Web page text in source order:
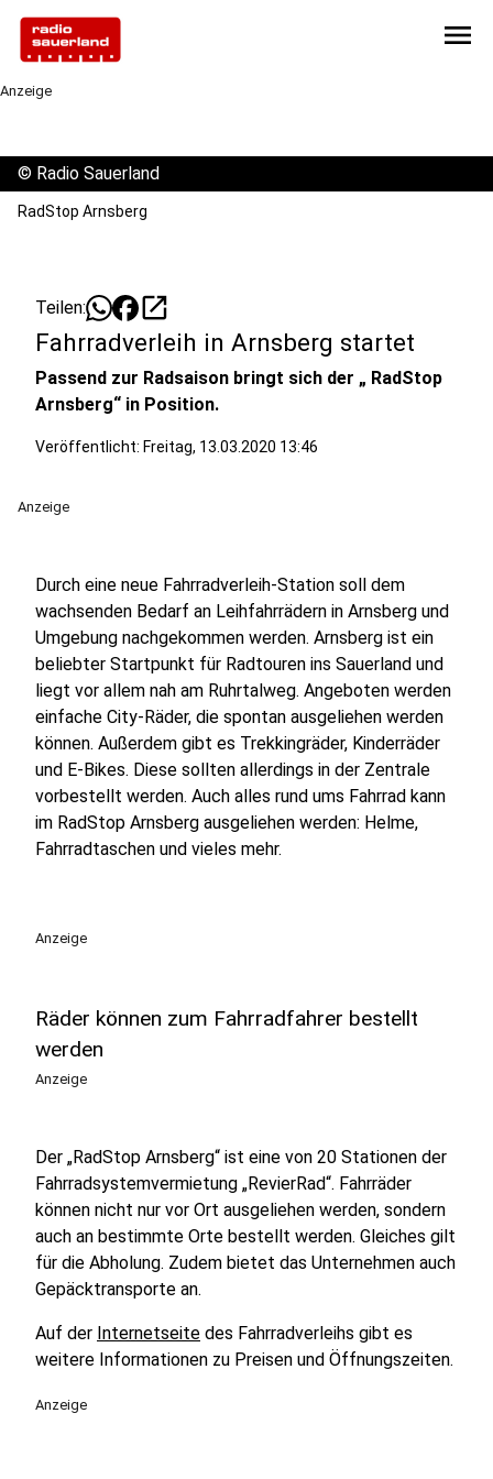
menu
Anzeige
© Radio Sauerland
RadStop Arnsberg
Teilen: open_in_new
Fahrradverleih in Arnsberg startet
Passend zur Radsaison bringt sich der „ RadStop
Arnsberg“ in Position.
Veröffentlicht: Freitag, 13.03.2020 13:46
Anzeige
Durch eine neue Fahrradverleih-Station soll dem
wachsenden Bedarf an Leihfahrrädern in Arnsberg und
Umgebung nachgekommen werden. Arnsberg ist ein
beliebter Startpunkt für Radtouren ins Sauerland und
liegt vor allem nah am Ruhrtalweg. Angeboten werden
einfache City-Räder, die spontan ausgeliehen werden
können. Außerdem gibt es Trekkingräder, Kinderräder
und E-Bikes. Diese sollten allerdings in der Zentrale
vorbestellt werden. Auch alles rund ums Fahrrad kann
im RadStop Arnsberg ausgeliehen werden: Helme,
Fahrradtaschen und vieles mehr.
Anzeige
Räder können zum Fahrradfahrer bestellt
werden
Anzeige
Der „RadStop Arnsberg“ ist eine von 20 Stationen der
Fahrradsystemvermietung „RevierRad“. Fahrräder
können nicht nur vor Ort ausgeliehen werden, sondern
auch an bestimmte Orte bestellt werden. Gleiches gilt
für die Abholung. Zudem bietet das Unternehmen auch
Gepäcktransporte an.
Auf der Internetseite des Fahrradverleihs gibt es
weitere Informationen zu Preisen und Öffnungszeiten.
Anzeige